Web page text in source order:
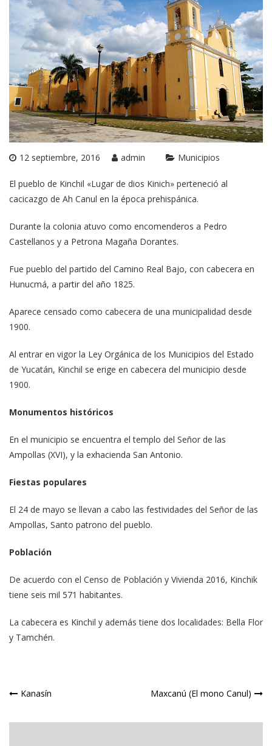
12 septiembre, 2016 admin Municipios
El pueblo de Kinchil «Lugar de dios Kinich» perteneció al
cacicazgo de Ah Canul en la época prehispánica.
Durante la colonia atuvo como encomenderos a Pedro
Castellanos y a Petrona Magaña Dorantes.
Fue pueblo del partido del Camino Real Bajo, con cabecera en
Hunucmá, a partir del año 1825.
Aparece censado como cabecera de una municipalidad desde
1900.
Al entrar en vigor la Ley Orgánica de los Municipios del Estado
de Yucatán, Kinchil se erige en cabecera del municipio desde
1900.
Monumentos históricos
En el municipio se encuentra el templo del Señor de las
Ampollas (XVI), y la exhacienda San Antonio.
Fiestas populares
El 24 de mayo se llevan a cabo las festividades del Señor de las
Ampollas, Santo patrono del pueblo.
Población
De acuerdo con el Censo de Población y Vivienda 2016, Kinchik
tiene seis mil 571 habitantes.
La cabecera es Kinchil y además tiene dos localidades: Bella Flor
y Tamchén.
Navegación
de
Kanasín Maxcanú (El mono Canul)